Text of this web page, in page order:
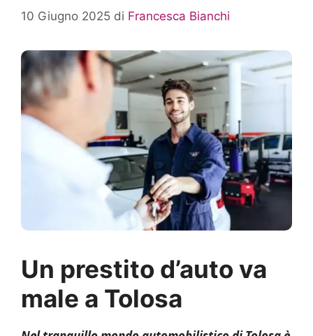
10 Giugno 2025 di Francesca Bianchi
Un prestito d’auto va
male a Tolosa